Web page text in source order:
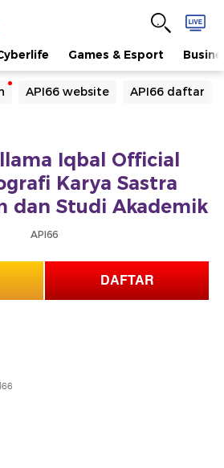
Games & Esport
API66 website API66 daftar
Iqbal Official
Karya Sastra
dan Studi Akademik
API66
DAFTAR